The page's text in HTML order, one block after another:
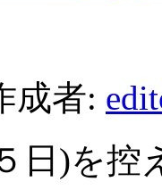
成者:
日)を控